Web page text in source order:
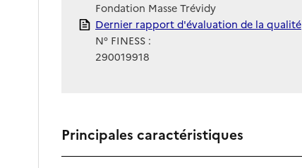
Fondation Masse Trévidy
Rapport HAS
Dernier rapport d'évaluation de la qualité
N° FINESS :
290019918
Principales caractéristiques